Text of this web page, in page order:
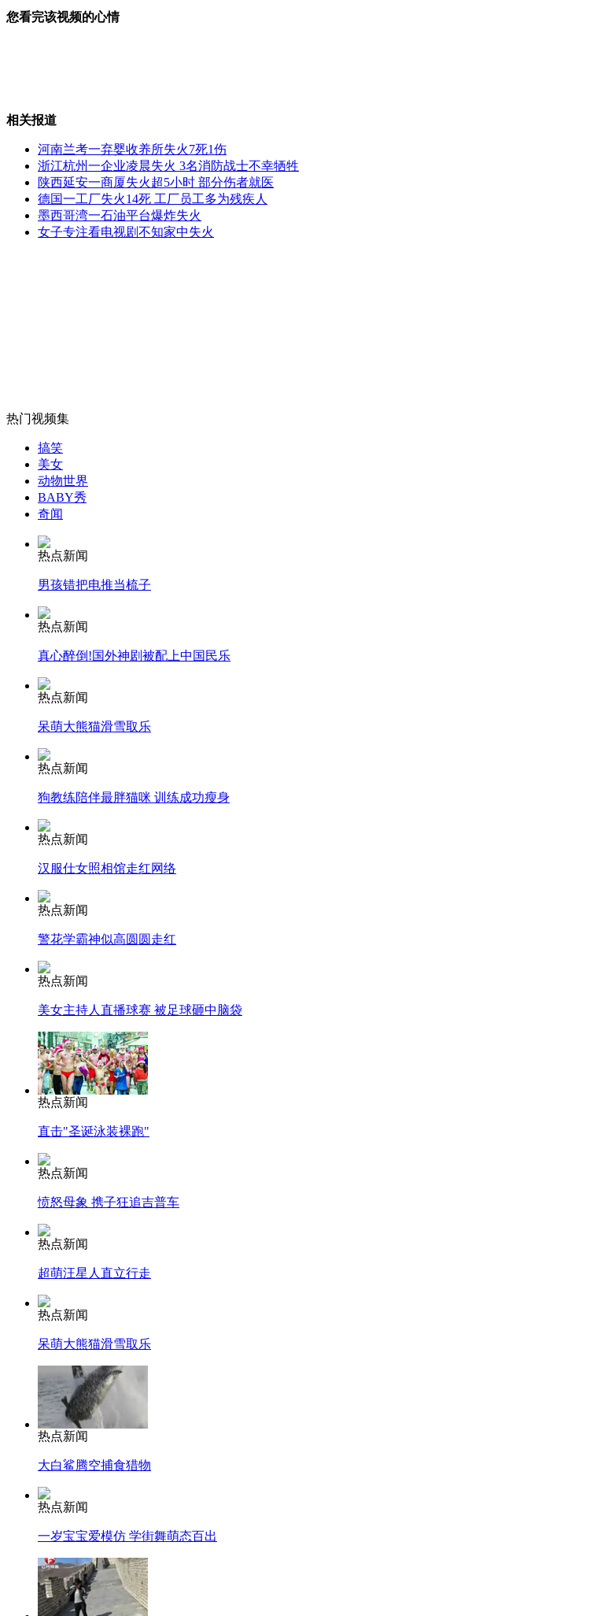
山西运城恶犬咬伤多人 警民合力深夜将其击毙
无痛分娩是否安全 医生回应
外交部：反对强权政治霸凌主义
消防员救轻生者
纽约上演“枕头大战”
司机酒驾遇交警 急速倒车逃窜
您看完该视频的心情
相关报道
河南兰考一弃婴收养所失火7死1伤
浙江杭州一企业凌晨失火 3名消防战士不幸牺牲
陕西延安一商厦失火超5小时 部分伤者就医
德国一工厂失火14死 工厂员工多为残疾人
墨西哥湾一石油平台爆炸失火
女子专注看电视剧不知家中失火
热门视频集
搞笑
美女
动物世界
BABY秀
奇闻
热点新闻
男孩错把电推当梳子
热点新闻
真心醉倒!国外神剧被配上中国民乐
热点新闻
呆萌大熊猫滑雪取乐
热点新闻
狗教练陪伴最胖猫咪 训练成功瘦身
热点新闻
汉服仕女照相馆走红网络
热点新闻
警花学霸神似高圆圆走红
热点新闻
美女主持人直播球赛 被足球砸中脑袋
热点新闻
直击"圣诞泳装裸跑"
热点新闻
愤怒母象 携子狂追吉普车
热点新闻
超萌汪星人直立行走
热点新闻
呆萌大熊猫滑雪取乐
热点新闻
大白鲨腾空捕食猎物
热点新闻
一岁宝宝爱模仿 学街舞萌态百出